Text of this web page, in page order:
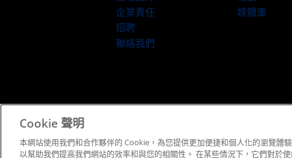
企業責任
招聘
聯絡我們
媒體庫
Cookie 聲明
本網站使用我們和合作夥伴的 Cookie，為您提供更加便捷和個人化的瀏覽體
以幫助我們提高我們網站的效率和與您的相關性。 在某些情況下，它們對於